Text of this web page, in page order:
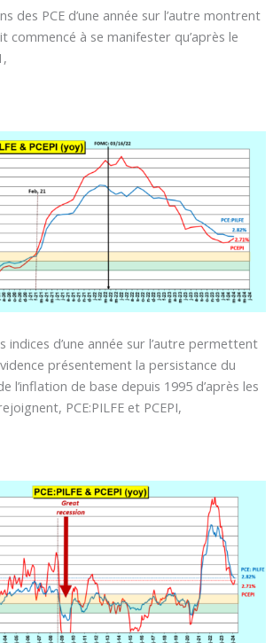
des PCE d’une année sur l’autre montrent
commencé à se manifester qu’après le
indices d’une année sur l’autre permettent
présentement la persistance du
l’inflation de base depuis 1995 d’après les
PCE:PILFE et PCEPI,